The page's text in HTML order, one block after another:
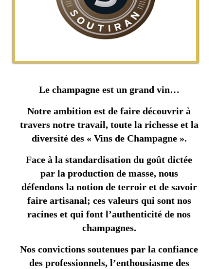
Le champagne est un grand vin…
Notre ambition est de faire découvrir à
travers notre travail, toute la richesse et la
diversité des « Vins de Champagne ».
Face à la standardisation du goût dictée
par la production de masse, nous
défendons la notion de terroir et de savoir
faire artisanal; ces valeurs qui sont nos
racines et qui font l’authenticité de nos
champagnes.
Nos convictions soutenues par la confiance
des professionnels, l’enthousiasme des